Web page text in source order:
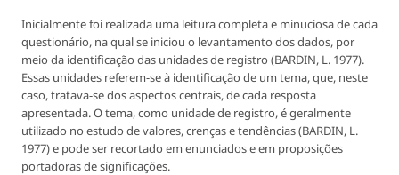
Inicialmente foi realizada uma leitura completa e minuciosa de cada
questionário, na qual se iniciou o levantamento dos dados, por
meio da identificação das unidades de registro (BARDIN, L. 1977).
Essas unidades referem-se à identificação de um tema, que, neste
caso, tratava-se dos aspectos centrais, de cada resposta
apresentada. O tema, como unidade de registro, é geralmente
utilizado no estudo de valores, crenças e tendências (BARDIN, L.
1977) e pode ser recortado em enunciados e em proposições
portadoras de significações.